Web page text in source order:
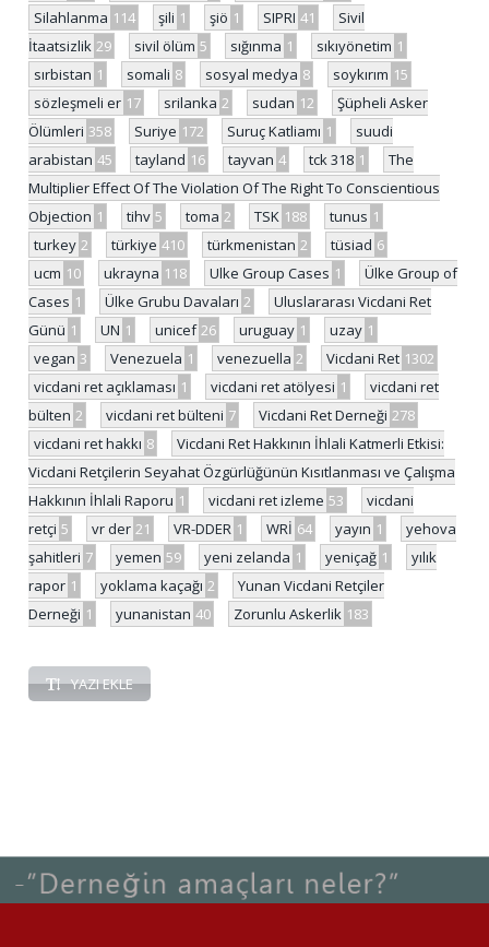
Silahlanma 114 şili 1 şiö 1 SIPRI 41
Sivil
İtaatsizlik 29 sivil ölüm 5 sığınma 1 sıkıyönetim 1
sırbistan 1 somali 8 sosyal medya 8 soykırım 15
sözleşmeli er 17 srilanka 2 sudan 12
Şüpheli Asker
Ölümleri 358 Suriye 172 Suruç Katliamı 1
suudi
arabistan 45 tayland 16 tayvan 4 tck 318 1
The
Multiplier Effect Of The Violation Of The Right To Conscientious
Objection 1 tihv 5 toma 2 TSK 188 tunus 1
turkey 2 türkiye 410 türkmenistan 2 tüsiad 6
ucm 10 ukrayna 118 Ulke Group Cases 1
Ülke Group of
Cases 1 Ülke Grubu Davaları 2
Uluslararası Vicdani Ret
Günü 1 UN 1 unicef 26 uruguay 1 uzay 1
vegan 3 Venezuela 1 venezuella 2 Vicdani Ret 1302
vicdani ret açıklaması 1 vicdani ret atölyesi 1
vicdani ret
bülten 2 vicdani ret bülteni 7 Vicdani Ret Derneği 278
vicdani ret hakkı 8
Vicdani Ret Hakkının İhlali Katmerli Etkisi:
Vicdani Retçilerin Seyahat Özgürlüğünün Kısıtlanması ve Çalışma
Hakkının İhlali Raporu 1 vicdani ret izleme 53
vicdani
retçi 5 vr der 21 VR-DDER 1 WRİ 64 yayın 1
yehova
şahitleri 7 yemen 59 yeni zelanda 1 yeniçağ 1
yılık
rapor 1 yoklama kaçağı 2
Yunan Vicdani Retçiler
Derneği 1 yunanistan 40 Zorunlu Askerlik 183
YAZI EKLE